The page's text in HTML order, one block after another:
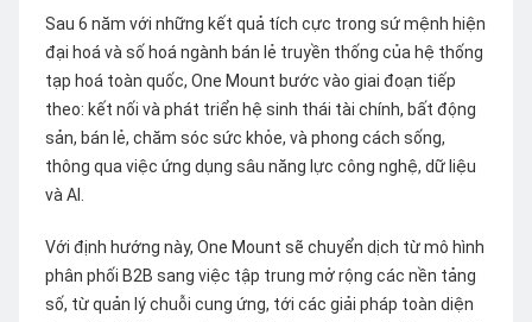
Sau 6 năm với những kết quả tích cực trong sứ mệnh hiện
đại hoá và số hoá ngành bán lẻ truyền thống của hệ thống
tạp hoá toàn quốc, One Mount bước vào giai đoạn tiếp
theo: kết nối và phát triển hệ sinh thái tài chính, bất động
sản, bán lẻ, chăm sóc sức khỏe, và phong cách sống,
thông qua việc ứng dụng sâu năng lực công nghệ, dữ liệu
và AI.
Với định hướng này, One Mount sẽ chuyển dịch từ mô hình
phân phối B2B sang việc tập trung mở rộng các nền tảng
số, từ quản lý chuỗi cung ứng, tới các giải pháp toàn diện